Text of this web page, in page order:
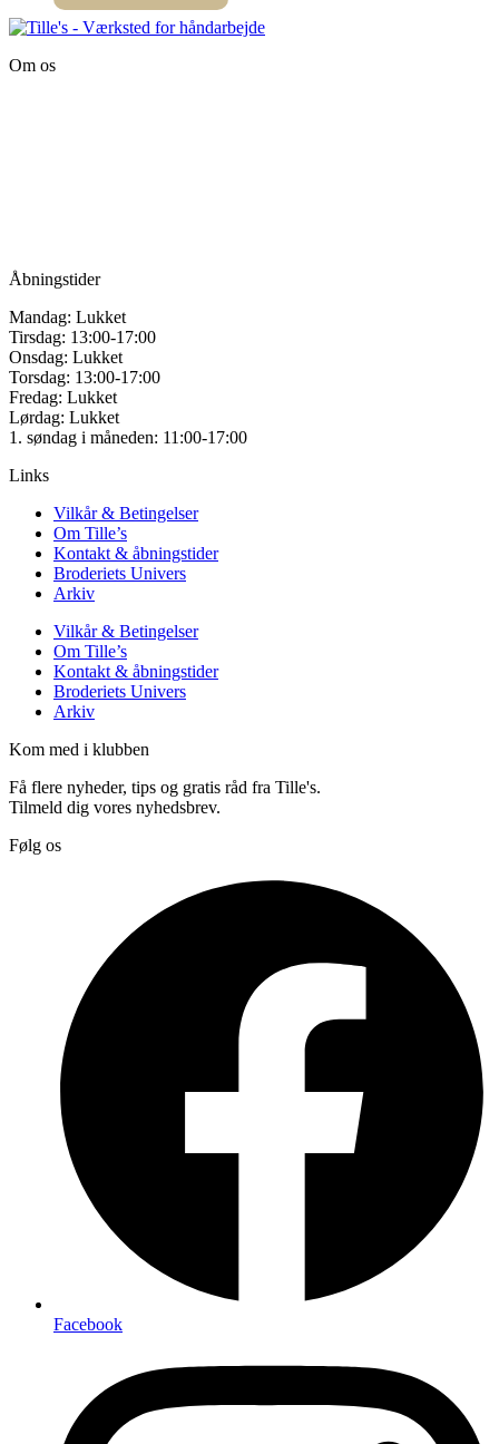
varesiden
Dette
vare
flere
Om os
Åbningstider
Mandag: Lukket
Tirsdag: 13:00-17:00
Onsdag: Lukket
Torsdag: 13:00-17:00
Fredag: Lukket
Lørdag: Lukket
1. søndag i måneden: 11:00-17:00
Links
Vilkår & Betingelser
Om Tille’s
Kontakt & åbningstider
Broderiets Univers
Arkiv
Vilkår & Betingelser
Om Tille’s
Kontakt & åbningstider
Broderiets Univers
Arkiv
Kom med i klubben
Få flere nyheder, tips og gratis råd fra Tille's.
Tilmeld dig vores nyhedsbrev.
Følg os
Facebook